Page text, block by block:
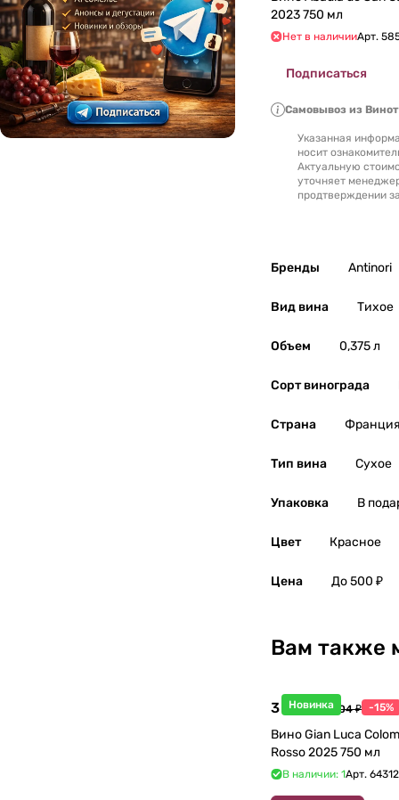
Люксембург 0
Македония 0
Марокко 0
Молдавия 0
2023 750 мл
Нет в наличииАрт.
Подписаться
Самовывоз из
Указанная
носит
Актуальную
уточняет
продтверждении
Бренды Antinori
Вид вина Тихое
Объем 0,375 л
Сорт винограда
Страна Франция
Тип вина Сухое
Упаковка В
Цвет Красное
Цена До 500 ₽
Вам также
Новинка
3 998 ₽4 704 ₽ -15%
Вино Gian Luca
Rosso 2025 750 мл
В наличии: 1Арт.